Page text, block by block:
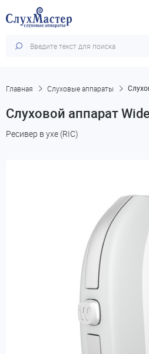
Главная Слуховые аппараты
Слуховой аппарат
Ресивер в ухе (RIC)